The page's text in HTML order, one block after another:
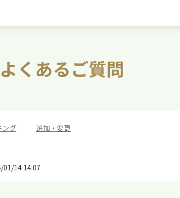
よくあるご質問
ング 追加・変更
01/14 14:07